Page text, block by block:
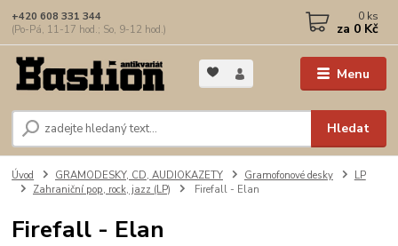
Menu
Hledat
+420 608 331 344
(Po-Pá, 11-17 hod.; So, 9-12 hod.)
0 ks
za 0 Kč
Úvod GRAMODESKY, CD, AUDIOKAZETY Gramofonové desky
LP
Zahraniční pop, rock, jazz (LP)
Firefall - Elan
Firefall - Elan